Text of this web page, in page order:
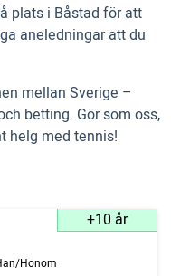
plats i Båstad för att
aneledningar att du
mellan Sverige –
betting. Gör som oss,
helg med tennis!
+10 år
Honom